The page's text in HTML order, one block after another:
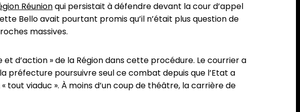
Réunionqui persistait à défendre devant la cour d’appel
Bello avait pourtant promis qu’il n’était plus question de
massives.
d’action » de la Région dans cette procédure. Le courrier a
préfecture poursuivre seul ce combat depuis que l’Etat a
viaduc ». À moins d’un coup de théâtre, la carrière de